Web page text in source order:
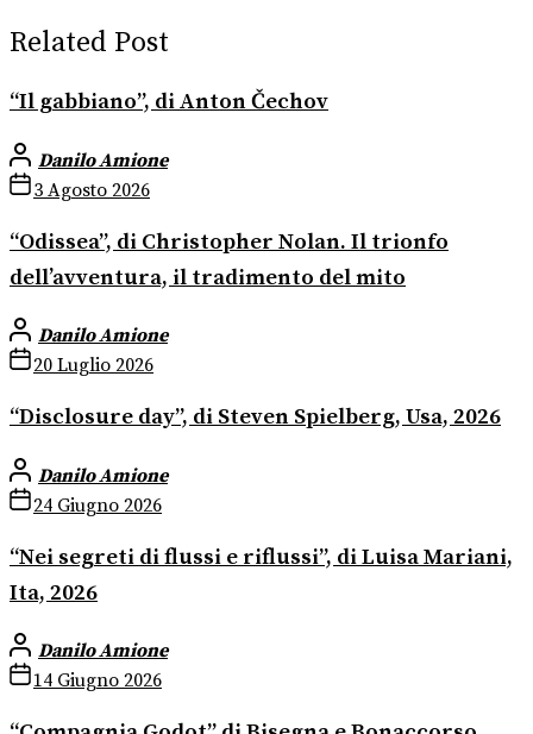
Related Post
“Il gabbiano”, di Anton Čechov
Danilo Amione
3 Agosto 2026
“Odissea”, di Christopher Nolan. Il trionfo
dell’avventura, il tradimento del mito
Danilo Amione
20 Luglio 2026
“Disclosure day”, di Steven Spielberg, Usa, 2026
Danilo Amione
24 Giugno 2026
“Nei segreti di flussi e riflussi”, di Luisa Mariani,
Ita, 2026
Danilo Amione
14 Giugno 2026